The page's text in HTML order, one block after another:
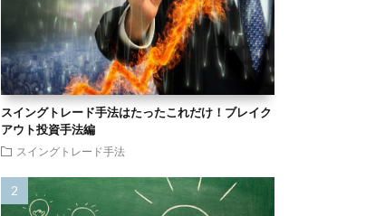
スイングトレード手法はたったこれだけ！ブレイク
アウト投資手法編
スイングトレード手法